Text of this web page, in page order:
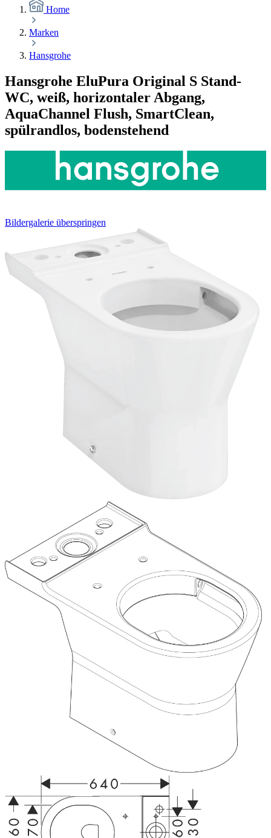
Home
Marken
Hansgrohe
Hansgrohe EluPura Original S Stand-
WC, weiß, horizontaler Abgang,
AquaChannel Flush, SmartClean,
spülrandlos, bodenstehend
Bildergalerie überspringen